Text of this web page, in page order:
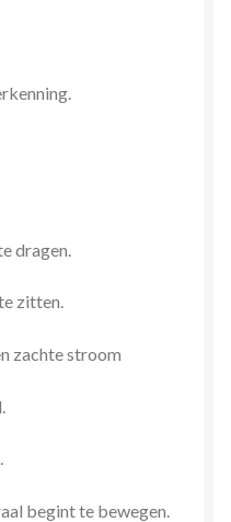
dragen.
zitten.
zachte stroom
begint te bewegen.